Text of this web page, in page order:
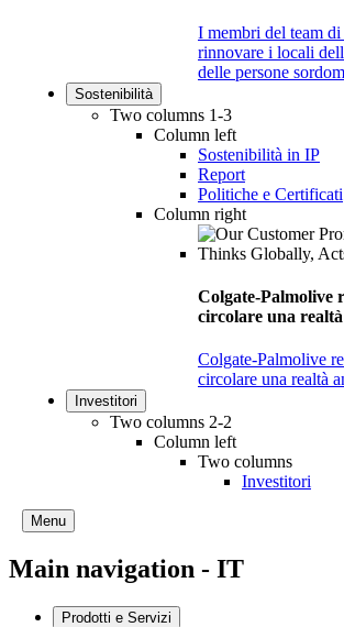
I membri del team
rinnovare i locali
delle persone
Sostenibilità
Two columns 1-3
Column left
Sostenibilità in IP
Report
Politiche e Certificati
Column right
Colgate-Palmolive
circolare una
Colgate-Palmolive
circolare una realtà
Investitori
Two columns 2-2
Column left
Two columns
Investitori
Menu
Main navigation - IT
Prodotti e Servizi